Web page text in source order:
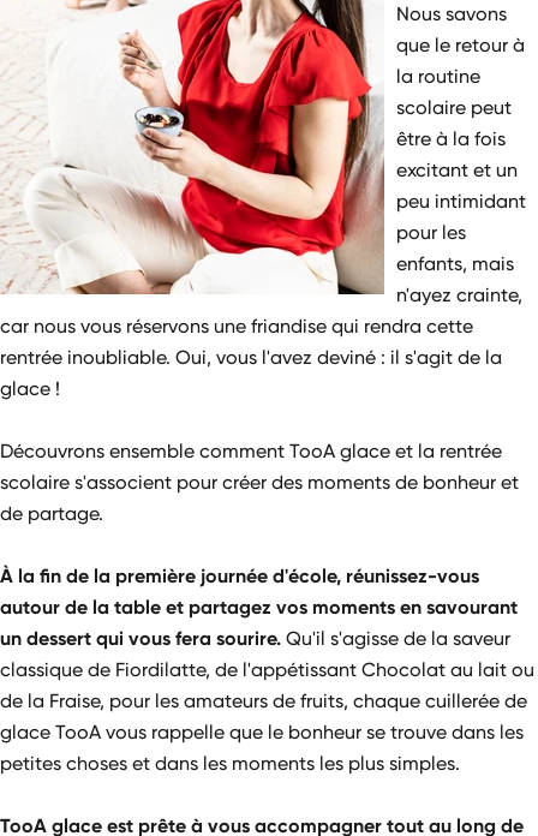
Nous savons
que le retour à
la routine
scolaire peut
être à la fois
excitant et un
peu intimidant
pour les
enfants, mais
n'ayez crainte,
car nous vous réservons une friandise qui rendra cette
rentrée inoubliable. Oui, vous l'avez deviné : il s'agit de la
glace !
Découvrons ensemble comment TooA glace et la rentrée
scolaire s'associent pour créer des moments de bonheur et
de partage.
À la fin de la première journée d'école, réunissez-vous
autour de la table et partagez vos moments en savourant
un dessert qui vous fera sourire. Qu'il s'agisse de la saveur
classique de Fiordilatte, de l'appétissant Chocolat au lait ou
de la Fraise, pour les amateurs de fruits, chaque cuillerée de
glace TooA vous rappelle que le bonheur se trouve dans les
petites choses et dans les moments les plus simples.
TooA glace est prête à vous accompagner tout au long de